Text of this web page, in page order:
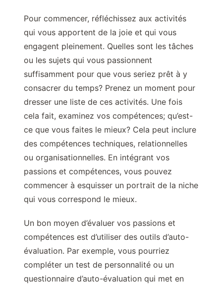
Pour commencer, réfléchissez aux activités
qui vous apportent de la joie et qui vous
engagent pleinement. Quelles sont les tâches
ou les sujets qui vous passionnent
suffisamment pour que vous seriez prêt à y
consacrer du temps? Prenez un moment pour
dresser une liste de ces activités. Une fois
cela fait, examinez vos compétences; qu’est-
ce que vous faites le mieux? Cela peut inclure
des compétences techniques, relationnelles
ou organisationnelles. En intégrant vos
passions et compétences, vous pouvez
commencer à esquisser un portrait de la niche
qui vous correspond le mieux.
Un bon moyen d’évaluer vos passions et
compétences est d’utiliser des outils d’auto-
évaluation. Par exemple, vous pourriez
compléter un test de personnalité ou un
questionnaire d’auto-évaluation qui met en